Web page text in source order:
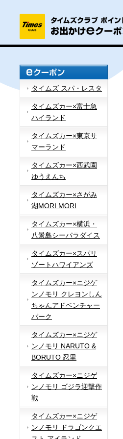
タイムズ スパ・レスタ
タイムズカー×富士急
ハイランド
タイムズカー×東京サ
マーランド
タイムズカー×西武園
ゆうえんち
タイムズカー×さがみ
湖MORI MORI
タイムズカー×横浜・
八景島シーパラダイス
タイムズカー×スパリ
ゾートハワイアンズ
タイムズカー×ニジゲ
ンノモリ クレヨンしん
ちゃんアドベンチャー
パーク
タイムズカー×ニジゲ
ンノモリ NARUTO &
BORUTO 忍里
タイムズカー×ニジゲ
ンノモリ ゴジラ迎撃作
戦
タイムズカー×ニジゲ
ンノモリ ドラゴンクエ